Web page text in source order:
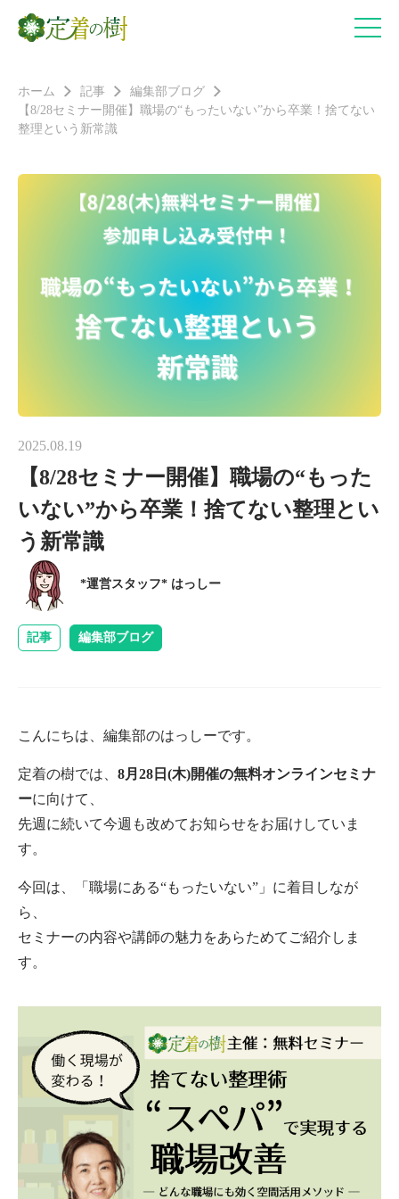
ホーム 記事
編集部ブログ
【8/28セミナー開催】職場の“もったいない”から卒業！捨てない
整理という新常識
2025.08.19
【8/28セミナー開催】職場の“もった
いない”から卒業！捨てない整理とい
う新常識
*運営スタッフ* はっしー
記事 編集部ブログ
こんにちは、編集部のはっしーです。
定着の樹では、 8月28日(木)開催の無料オンラインセミナ
ーに向けて、
先週に続いて今週も改めてお知らせをお届けしていま
す。
今回は、「職場にある“もったいない”」に着目しなが
ら、
セミナーの内容や講師の魅力をあらためてご紹介しま
す。